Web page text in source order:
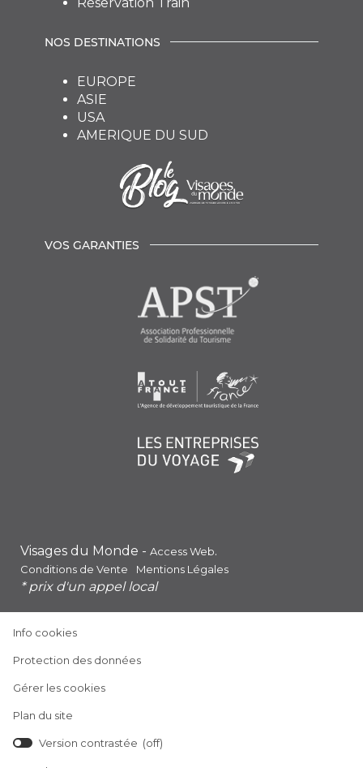
NOS DESTINATIONS
EUROPE
ASIE
USA
AMERIQUE DU SUD
VOS GARANTIES
Visages du Monde - Access Web.
Conditions de Vente Mentions Légales
* prix d'un appel local
Info cookies(ouvre
une
fenêtre)
Protection des données(ouvre
Gérer les cookies
Plan du site
Version contrastée (off)